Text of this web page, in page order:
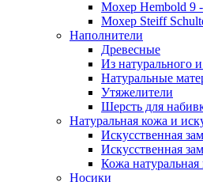
Мохер Hembold 9
Мохер Steiff
Наполнители
Древесные
Из натурального
Натуральные
Утяжелители
Шерсть для
Натуральная кожа и
Искусственная
Искусственная
Кожа
Носики